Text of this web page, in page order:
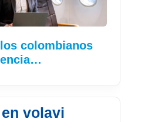
colombianos
volavi